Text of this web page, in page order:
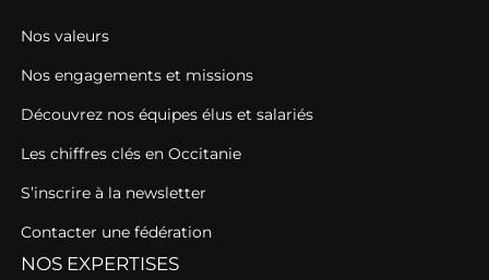
Nos valeurs
Nos engagements et missions
Découvrez nos équipes élus et salariés
Les chiffres clés en Occitanie
S’inscrire à la newsletter
Contacter une fédération
NOS EXPERTISES